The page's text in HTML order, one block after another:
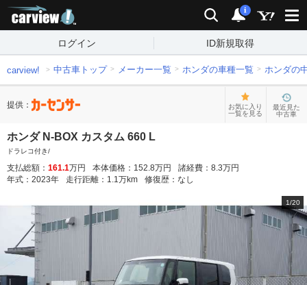
検索 通知
i
ログイン ID新規取得
carview! 中古車トップ メーカー一覧 ホンダの車種一覧 ホンダの
提供：
お気に入り
一覧を見る
最近見た
中古車
ホンダ N-BOX カスタム 660 L
ドラレコ付き/
支払総額： 161.1万円 本体価格： 152.8万円 諸経費： 8.3万円
年式： 2023年 走行距離： 1.1万km 修復歴： なし
1/20